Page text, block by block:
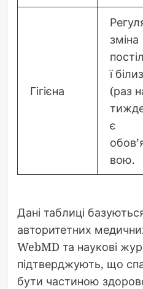
Гігієна
зміна
ї
(раз
є
вою.
Дані таблиці
авторитетних
WebMD та наукові
підтверджують, що
бути частиною